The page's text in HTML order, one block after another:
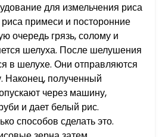
для измельчения риса
примеси и посторонние
очередь грязь, солому и
шелуха. После шелушения
в шелухе. Они отправляются
Наконец, полученный
через машину,
и дает белый рис.
способов сделать это.